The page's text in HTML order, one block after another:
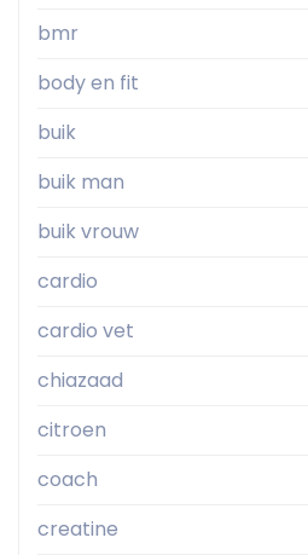
bmr
body en fit
buik
buik man
buik vrouw
cardio
cardio vet
chiazaad
citroen
coach
creatine